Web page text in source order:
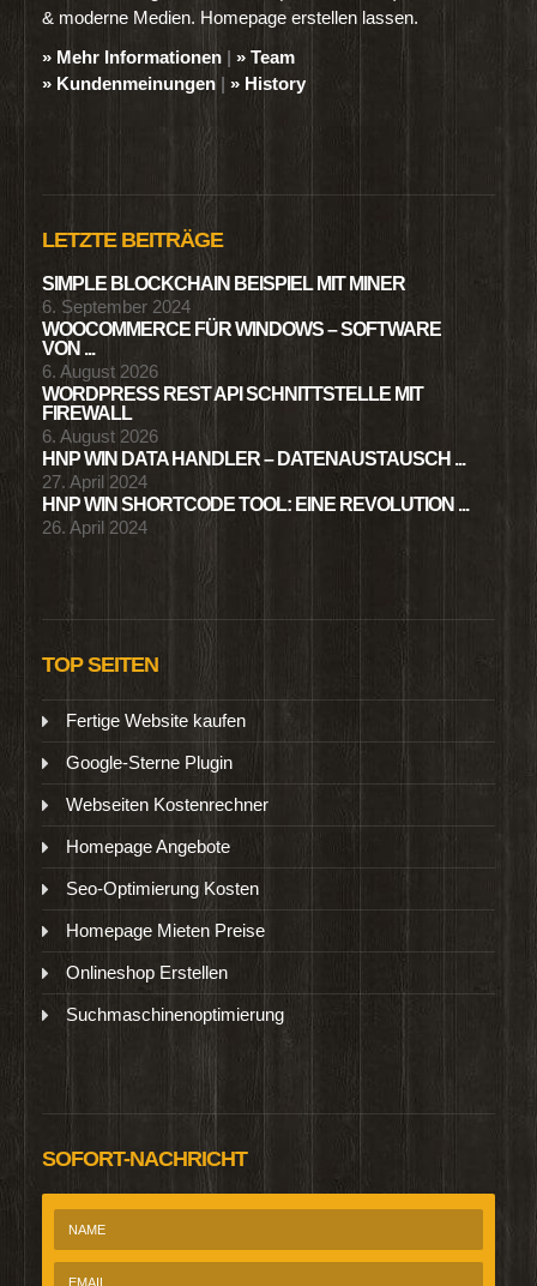
& moderne Medien. Homepage erstellen lassen.
» Mehr Informationen | » Team
» Kundenmeinungen | » History
LETZTE BEITRÄGE
SIMPLE BLOCKCHAIN BEISPIEL MIT MINER
6. September 2024
WOOCOMMERCE FÜR WINDOWS – SOFTWARE
VON ...
6. August 2026
WORDPRESS REST API SCHNITTSTELLE MIT
FIREWALL
6. August 2026
HNP WIN DATA HANDLER – DATENAUSTAUSCH ...
27. April 2024
HNP WIN SHORTCODE TOOL: EINE REVOLUTION ...
26. April 2024
TOP SEITEN
Fertige Website kaufen
Google-Sterne Plugin
Webseiten Kostenrechner
Homepage Angebote
Seo-Optimierung Kosten
Homepage Mieten Preise
Onlineshop Erstellen
Suchmaschinenoptimierung
SOFORT-NACHRICHT